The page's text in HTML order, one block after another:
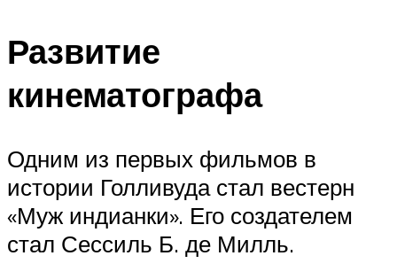
Развитие
кинематографа
Одним из первых фильмов в
истории Голливуда стал вестерн
«Муж индианки». Его создателем
стал Сессиль Б. де Милль.